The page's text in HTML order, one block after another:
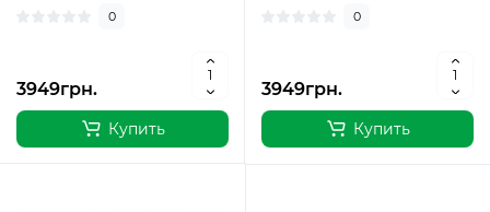
0
3949грн.
Купить
0
3949грн.
Купить